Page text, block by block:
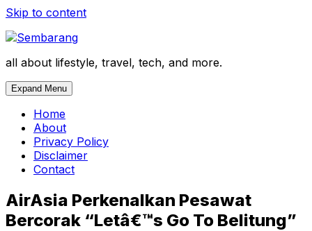
Skip to content
all about lifestyle, travel, tech, and more.
Expand Menu
Home
About
Privacy Policy
Disclaimer
Contact
AirAsia Perkenalkan Pesawat
Bercorak “Letâ€™s Go To Belitung”